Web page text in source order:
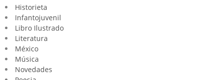
Historieta
Infantojuvenil
Libro Ilustrado
Literatura
México
Música
Novedades